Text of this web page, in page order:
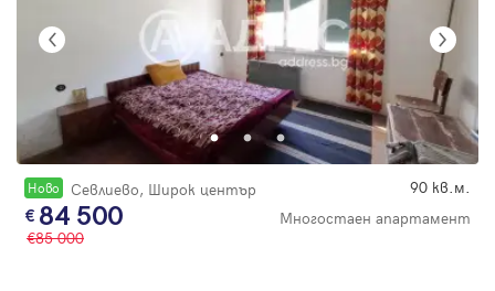
Новo Севлиево, Широк център 90 кв.м.
84 500
Многостаен апартамент
85 000